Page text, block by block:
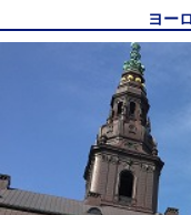
ヨー